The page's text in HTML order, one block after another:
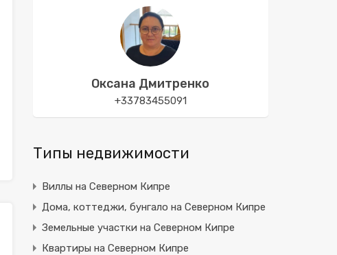
Оксана Дмитренко
+33783455091
Типы недвижимости
Виллы на Северном Кипре
Дома, коттеджи, бунгало на Северном Кипре
Земельные участки на Северном Кипре
Квартиры на Северном Кипре